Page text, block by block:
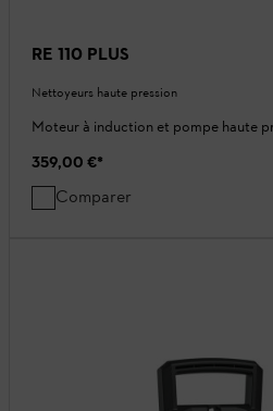
RE 110 PLUS
Nettoyeurs haute pression
Moteur à induction et pompe haute
359,00 €*
Comparer